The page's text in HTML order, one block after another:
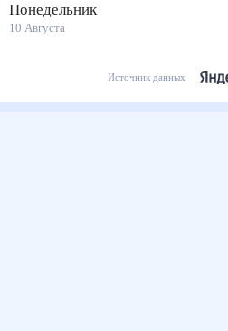
Понедельник
10 Августа
Источник данных